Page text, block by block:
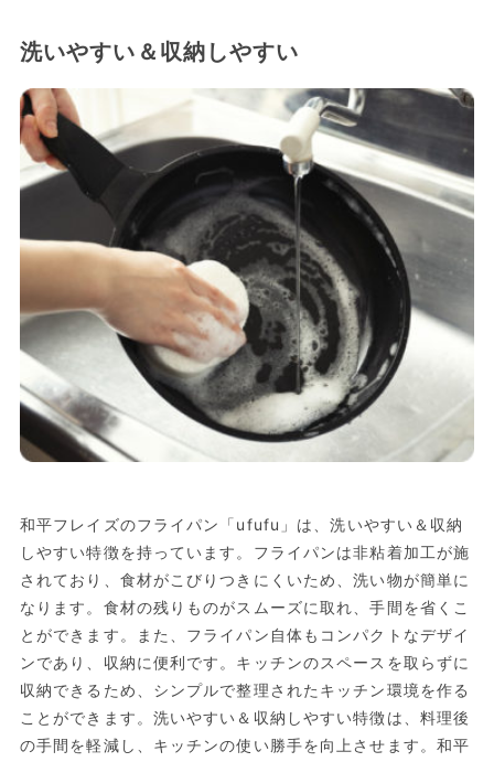
洗いやすい＆収納しやすい
和平フレイズのフライパン「ufufu」は、洗いやすい＆収納
しやすい特徴を持っています。フライパンは非粘着加工が施
されており、食材がこびりつきにくいため、洗い物が簡単に
なります。食材の残りものがスムーズに取れ、手間を省くこ
とができます。また、フライパン自体もコンパクトなデザイ
ンであり、収納に便利です。キッチンのスペースを取らずに
収納できるため、シンプルで整理されたキッチン環境を作る
ことができます。洗いやすい＆収納しやすい特徴は、料理後
の手間を軽減し、キッチンの使い勝手を向上させます。和平